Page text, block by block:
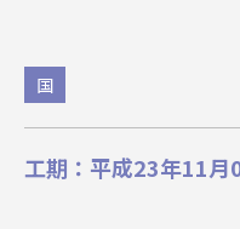
国
工期：平成23年11